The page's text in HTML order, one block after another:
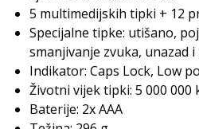
5 multimedijskih tipki + 12
Specijalne tipke: utišano,
smanjivanje zvuka, unazad
Indikator: Caps Lock, Low
Životni vijek tipki: 5 000 000
Baterije: 2x AAA